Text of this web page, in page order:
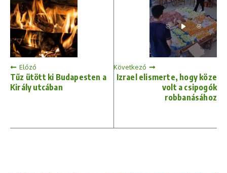
Előző
Tűz ütött ki Budapesten a
Király utcában
Következő
Izrael elismerte, hogy köze
volt a csipogók
robbanásához